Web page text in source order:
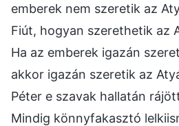
emberek nem szeretik az
Fiút, hogyan szerethetik az
Ha az emberek igazán
akkor igazán szeretik az
Péter e szavak hallatán
Mindig könnyfakasztó